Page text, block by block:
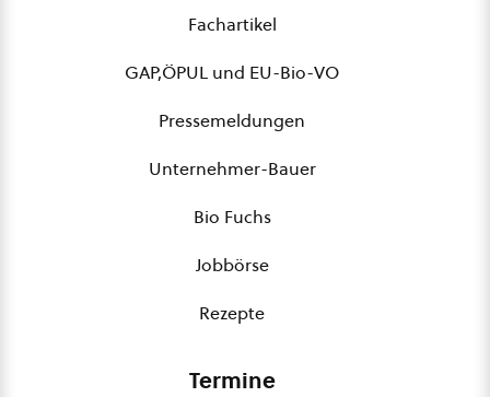
Fachartikel
GAP,ÖPUL und EU-Bio-VO
Pressemeldungen
Unternehmer-Bauer
Bio Fuchs
Jobbörse
Rezepte
Termine